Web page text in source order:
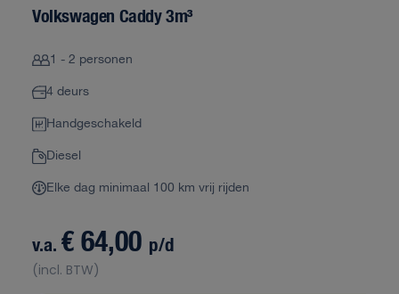
Volkswagen Caddy 3m³
1 - 2 personen
4 deurs
Handgeschakeld
Diesel
Elke dag minimaal 100 km vrij rijden
v.a.€ 64,00 p/d
(incl. BTW)